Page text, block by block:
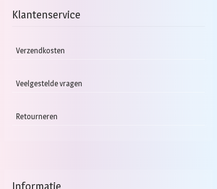
Klantenservice
Verzendkosten
Veelgestelde vragen
Retourneren
Informatie